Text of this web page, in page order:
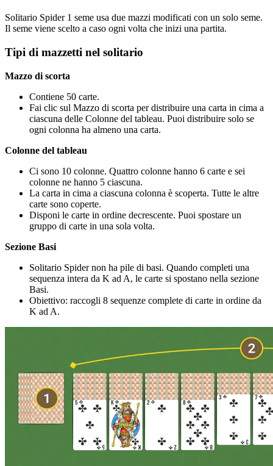
Solitario Spider 1 seme usa due mazzi modificati con un solo seme.
Il seme viene scelto a caso ogni volta che inizi una partita.
Tipi di mazzetti nel solitario
Mazzo di scorta
Contiene 50 carte.
Fai clic sul Mazzo di scorta per distribuire una carta in cima a
ciascuna delle Colonne del tableau. Puoi distribuire solo se
ogni colonna ha almeno una carta.
Colonne del tableau
Ci sono 10 colonne. Quattro colonne hanno 6 carte e sei
colonne ne hanno 5 ciascuna.
La carta in cima a ciascuna colonna è scoperta. Tutte le altre
carte sono coperte.
Disponi le carte in ordine decrescente. Puoi spostare un
gruppo di carte in una sola volta.
Sezione Basi
Solitario Spider non ha pile di basi. Quando completi una
sequenza intera da K ad A, le carte si spostano nella sezione
Basi.
Obiettivo: raccogli 8 sequenze complete di carte in ordine da
K ad A.